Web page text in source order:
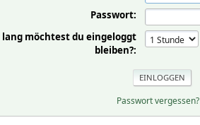
Passwort:
lang möchtest du eingeloggt
bleiben?:
Passwort vergessen?